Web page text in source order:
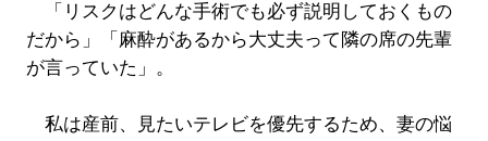
「リスクはどんな手術でも必ず説明しておくもの
だから」「麻酔があるから大丈夫って隣の席の先輩
が言っていた」。
私は産前、見たいテレビを優先するため、妻の悩